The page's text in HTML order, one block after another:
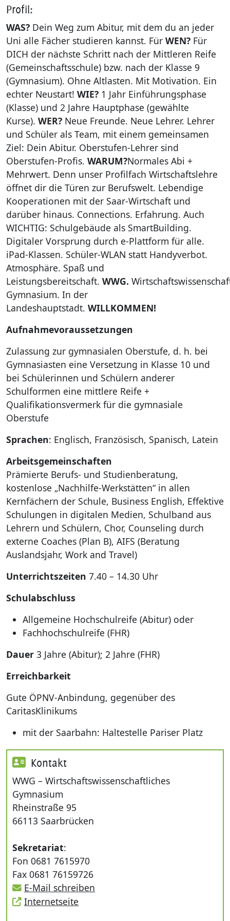
Profil:
WAS? Dein Weg zum Abitur, mit dem du an jeder
Uni alle Fächer studieren kannst. Für WEN? Für
DICH der nächste Schritt nach der Mittleren Reife
(Gemeinschaftsschule) bzw. nach der Klasse 9
(Gymnasium). Ohne Altlasten. Mit Motivation. Ein
echter Neustart! WIE? 1 Jahr Einführungsphase
(Klasse) und 2 Jahre Hauptphase (gewählte
Kurse). WER? Neue Freunde. Neue Lehrer. Lehrer
und Schüler als Team, mit einem gemeinsamen
Ziel: Dein Abitur. Oberstufen-Lehrer sind
Oberstufen-Profis. WARUM?Normales Abi +
Mehrwert. Denn unser Profilfach Wirtschaftslehre
öffnet dir die Türen zur Berufswelt. Lebendige
Kooperationen mit der Saar-Wirtschaft und
darüber hinaus. Connections. Erfahrung. Auch
WICHTIG: Schulgebäude als SmartBuilding.
Digitaler Vorsprung durch e-Plattform für alle.
iPad-Klassen. Schüler-WLAN statt Handyverbot.
Atmosphäre. Spaß und
Leistungsbereitschaft. WWG.
Gymnasium. In der
Landeshauptstadt. WILLKOMMEN!
Aufnahmevoraussetzungen
Zulassung zur gymnasialen Oberstufe, d. h. bei
Gymnasiasten eine Versetzung in Klasse 10 und
bei Schülerinnen und Schülern anderer
Schulformen eine mittlere Reife +
Qualifikationsvermerk für die gymnasiale
Oberstufe
Sprachen: Englisch, Französisch, Spanisch, Latein
Arbeitsgemeinschaften
Prämierte Berufs- und Studienberatung,
kostenlose „Nachhilfe-Werkstätten“ in allen
Kernfächern der Schule, Business English, Effektive
Schulungen in digitalen Medien, Schulband aus
Lehrern und Schülern, Chor, Counseling durch
externe Coaches (Plan B), AIFS (Beratung
Auslandsjahr, Work and Travel)
Unterrichtszeiten 7.40 – 14.30 Uhr
Schulabschluss
Allgemeine Hochschulreife (Abitur) oder
Fachhochschulreife (FHR)
Dauer 3 Jahre (Abitur); 2 Jahre (FHR)
Erreichbarkeit
Gute ÖPNV-Anbindung, gegenüber des
CaritasKlinikums
mit der Saarbahn: Haltestelle Pariser Platz
Kontakt
WWG – Wirtschaftswissenschaftliches
Gymnasium
Rheinstraße 95
66113 Saarbrücken
Sekretariat:
Fon 0681 7615970
Fax 0681 76159726
E-Mail schreiben
Internetseite
Kultur
Region
Bauen
Natur-
Service
vhs